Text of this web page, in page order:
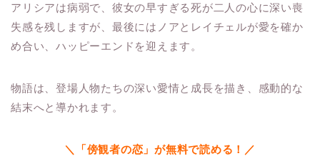
アリシアは病弱で、彼女の早すぎる死が二人の心に深い喪
失感を残しますが、最後にはノアとレイチェルが愛を確か
め合い、ハッピーエンドを迎えます。
物語は、登場人物たちの深い愛情と成長を描き、感動的な
結末へと導かれます。
＼「傍観者の恋」が無料で読める！／